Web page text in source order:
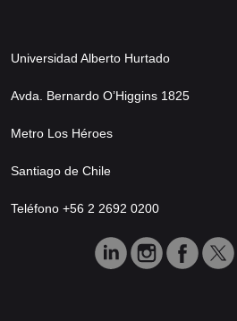
Universidad Alberto Hurtado
Avda. Bernardo O’Higgins 1825
Metro Los Héroes
Santiago de Chile
Teléfono +56 2 2692 0200